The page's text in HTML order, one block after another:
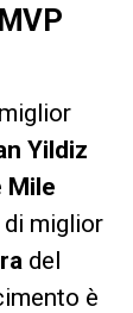
Yildiz
Mile
miglior
del
è